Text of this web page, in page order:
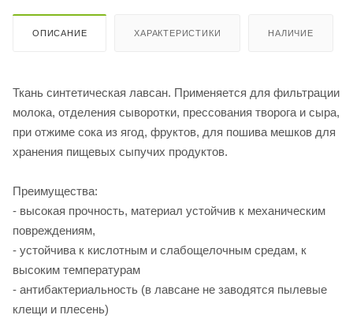
ОПИСАНИЕ ХАРАКТЕРИСТИКИ НАЛИЧИЕ
Ткань синтетическая лавсан. Применяется для фильтрации
молока, отделения сыворотки, прессования творога и сыра,
при отжиме сока из ягод, фруктов, для пошива мешков для
хранения пищевых сыпучих продуктов.
Преимущества:
- высокая прочность, материал устойчив к механическим
повреждениям,
- устойчива к кислотным и слабощелочным средам, к
высоким температурам
- антибактериальность (в лавсане не заводятся пылевые
клещи и плесень)